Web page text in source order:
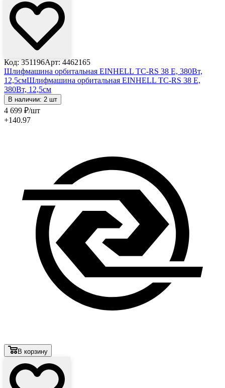
Код: 351196Арт: 4462165
Шлифмашина орбитальная EINHELL TC-RS 38 E, 380Вт,
12,5смШлифмашина орбитальная EINHELL TC-RS 38 E,
380Вт, 12,5см
В наличии: 2 шт
4 699 ₽/шт
+140.97
В корзину